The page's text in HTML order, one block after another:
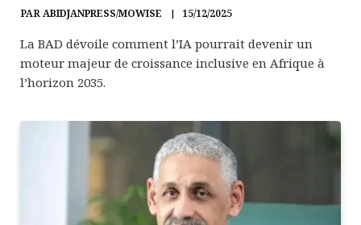
PARABIDJANPRESS/MOWISE 15/12/2025
La BAD dévoile comment l’IA pourrait devenir un
moteur majeur de croissance inclusive en Afrique à
l’horizon 2035.